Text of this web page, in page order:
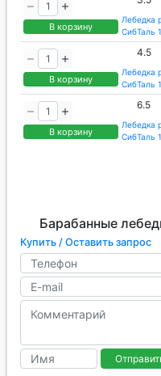
В корзину
Лебедка
СибТаль
В корзину
4.5
Лебедка
СибТаль
В корзину
6.5
Лебедка
СибТаль
Барабанные
Купить / Оставить запрос